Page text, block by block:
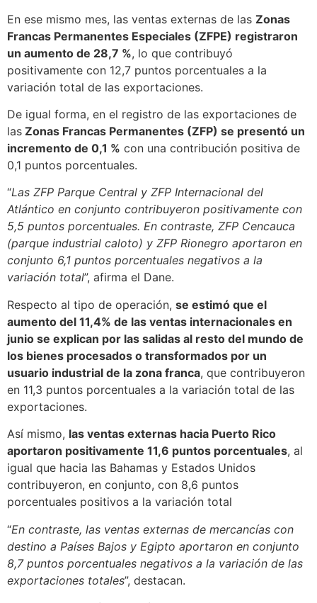
En ese mismo mes, las ventas externas de las Zonas
Francas Permanentes Especiales (ZFPE) registraron
un aumento de 28,7 %, lo que contribuyó
positivamente con 12,7 puntos porcentuales a la
variación total de las exportaciones.
De igual forma, en el registro de las exportaciones de
las Zonas Francas Permanentes (ZFP) se presentó un
incremento de 0,1 % con una contribución positiva de
0,1 puntos porcentuales.
“Las ZFP Parque Central y ZFP Internacional del
Atlántico en conjunto contribuyeron positivamente con
5,5 puntos porcentuales. En contraste, ZFP Cencauca
(parque industrial caloto) y ZFP Rionegro aportaron en
conjunto 6,1 puntos porcentuales negativos a la
variación total”, afirma el Dane.
Respecto al tipo de operación, se estimó que el
aumento del 11,4% de las ventas internacionales en
junio se explican por las salidas al resto del mundo de
los bienes procesados o transformados por un
usuario industrial de la zona franca, que contribuyeron
en 11,3 puntos porcentuales a la variación total de las
exportaciones.
Así mismo, las ventas externas hacia Puerto Rico
aportaron positivamente 11,6 puntos porcentuales, al
igual que hacia las Bahamas y Estados Unidos
contribuyeron, en conjunto, con 8,6 puntos
porcentuales positivos a la variación total
“En contraste, las ventas externas de mercancías con
destino a Países Bajos y Egipto aportaron en conjunto
8,7 puntos porcentuales negativos a la variación de las
exportaciones totales”, destacan.